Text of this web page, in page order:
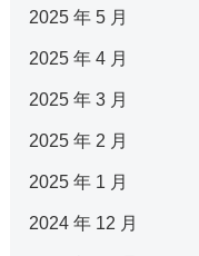
2025 年 5 月
2025 年 4 月
2025 年 3 月
2025 年 2 月
2025 年 1 月
2024 年 12 月